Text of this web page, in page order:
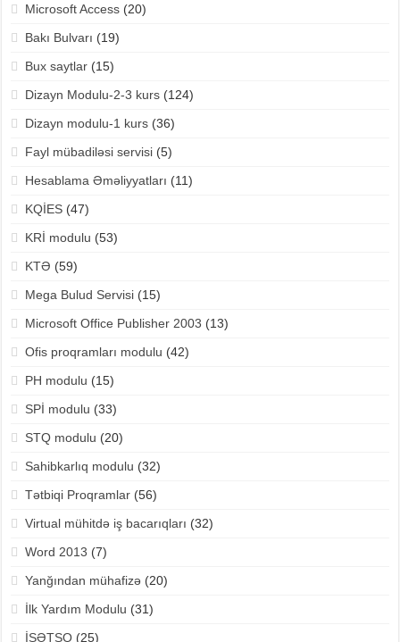
Microsoft Access(20)
Bakı Bulvarı (19)
Bux saytlar(15)
Dizayn Modulu-2-3 kurs(124)
Dizayn modulu-1 kurs(36)
Fayl mübadiləsi servisi(5)
Hesablama Əməliyyatları (11)
KQİES(47)
KRİ modulu (53)
KTƏ (59)
Mega Bulud Servisi(15)
Microsoft Office Publisher 2003 (13)
Ofis proqramları modulu (42)
PH modulu (15)
SPİ modulu (33)
STQ modulu (20)
Sahibkarlıq modulu (32)
Tətbiqi Proqramlar(56)
Virtual mühitdə iş bacarıqları (32)
Word 2013 (7)
Yanğından mühafizə(20)
İlk Yardım Modulu (31)
İŞƏTSQ(25)